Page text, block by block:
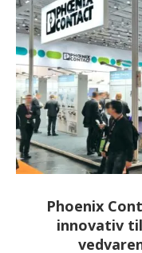
Phoenix
innovativ